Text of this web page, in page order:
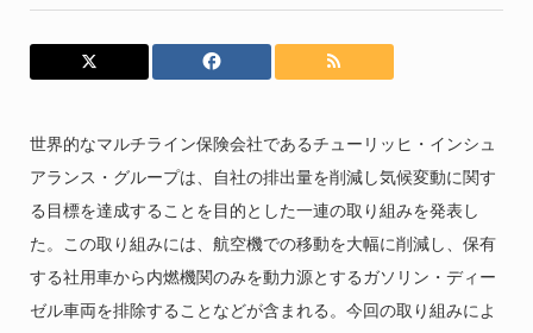
世界的なマルチライン保険会社であるチューリッヒ・インシュ
アランス・グループは、自社の排出量を削減し気候変動に関す
る目標を達成することを目的とした一連の取り組みを発表し
た。この取り組みには、航空機での移動を大幅に削減し、保有
する社用車から内燃機関のみを動力源とするガソリン・ディー
ゼル車両を排除することなどが含まれる。今回の取り組みによ